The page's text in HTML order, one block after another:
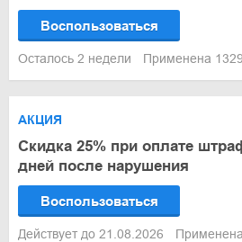
Воспользоваться
Осталось 2 недели Применена
АКЦИЯ
Скидка 25% при оплате
дней после нарушения
Воспользоваться
Действует до 21.08.2026